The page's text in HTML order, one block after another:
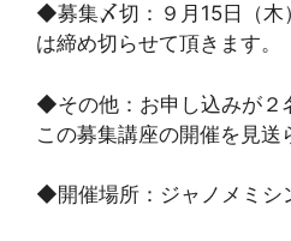
◆募集〆切：９月15日（木
は締め切らせて頂きます。
◆その他：お申し込みが２
この募集講座の開催を見送
◆開催場所：ジャノメミシ